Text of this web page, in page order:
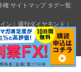
権 サイトマップ タグ一覧
ン 週刊ダイヤモンド
ト| ザイFX！
Reserved.